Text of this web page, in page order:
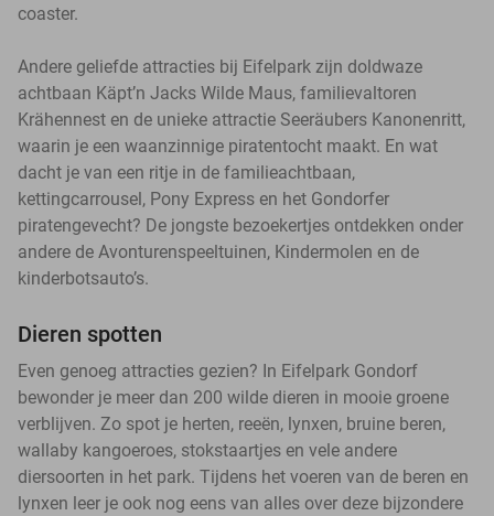
coaster.
Andere geliefde attracties bij Eifelpark zijn doldwaze
achtbaan Käpt’n Jacks Wilde Maus, familievaltoren
Krähennest en de unieke attractie Seeräubers Kanonenritt,
waarin je een waanzinnige piratentocht maakt. En wat
dacht je van een ritje in de familieachtbaan,
kettingcarrousel, Pony Express en het Gondorfer
piratengevecht? De jongste bezoekertjes ontdekken onder
andere de Avonturenspeeltuinen, Kindermolen en de
kinderbotsauto’s.
Dieren spotten
Even genoeg attracties gezien? In Eifelpark Gondorf
bewonder je meer dan 200 wilde dieren in mooie groene
verblijven. Zo spot je herten, reeën, lynxen, bruine beren,
wallaby kangoeroes, stokstaartjes en vele andere
diersoorten in het park. Tijdens het voeren van de beren en
lynxen leer je ook nog eens van alles over deze bijzondere